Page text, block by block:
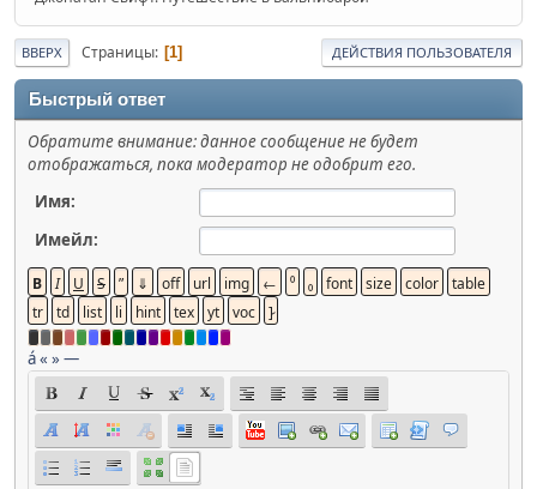
ВВЕРХ Страницы 1 ДЕЙСТВИЯ ПОЛЬЗОВАТЕЛЯ
Быстрый ответ
Обратите внимание: данное сообщение не будет
отображаться, пока модератор не одобрит его.
Имя:
Имейл:
á« »—